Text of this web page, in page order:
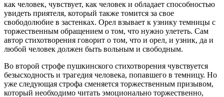
как человек, чувствует, как человек и обладает способностью
увидеть приятеля, который также томится за свое
свободолюбие в застенках. Орел взывает к узнику темницы с
торжественным обращением о том, что нужно улететь. Сам
автор стихотворения говорит о том, что и орел, и узник, да и
любой человек должен быть вольным и свободным.
Во второй строфе пушкинского стихотворения чувствуется
безысходность и трагедия человека, попавшего в темницу. Но
уже следующая строфа сменяется торжественным призывом,
который необходимо читать эмоционально торжественно,